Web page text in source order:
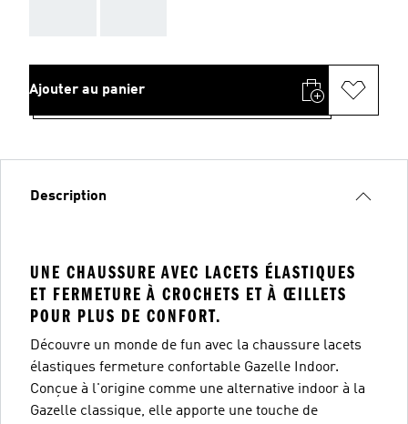
Ajouter au panier
Description
UNE CHAUSSURE AVEC LACETS ÉLASTIQUES
ET FERMETURE À CROCHETS ET À ŒILLETS
POUR PLUS DE CONFORT.
Découvre un monde de fun avec la chaussure lacets
élastiques fermeture confortable Gazelle Indoor.
Conçue à l'origine comme une alternative indoor à la
Gazelle classique, elle apporte une touche de